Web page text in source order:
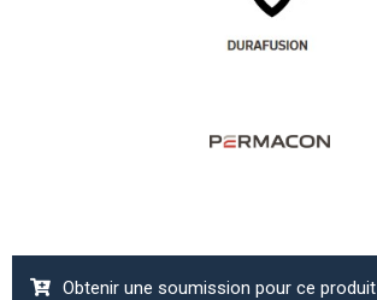
Obtenir une soumission pour ce produit